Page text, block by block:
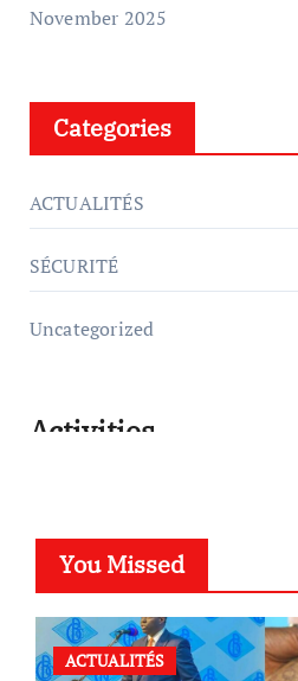
November 2025
Categories
ACTUALITÉS
SÉCURITÉ
Uncategorized
Activities
You Missed
ACTUALITÉS